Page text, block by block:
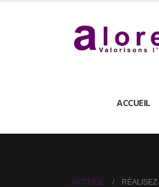
ACCUEIL
ACCUEIL